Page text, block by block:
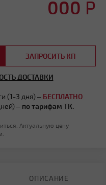
000 Р
ЗАПРОСИТЬ КП
ДОСТАВКИ
(1-3 дня) – БЕСПЛАТНО
– по тарифам ТК.
Актуальную цену
ОПИСАНИЕ